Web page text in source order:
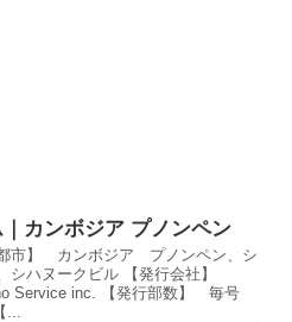
カンボジア プノンペン
都市】 カンボジア プノンペン、シ
シハヌークビル 【発行会社】
Service inc. 【発行部数】 毎号
...